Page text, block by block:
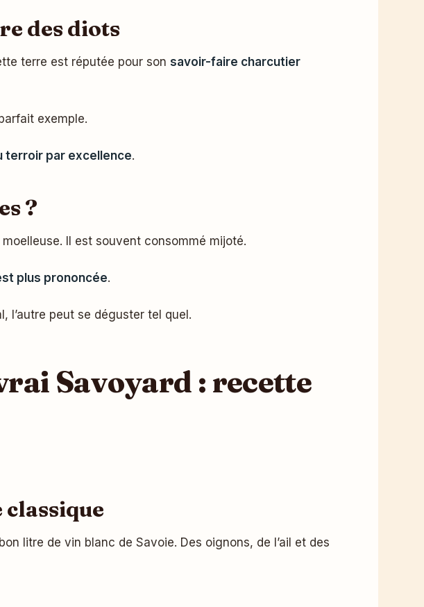
des diots
terre est réputée pour son savoir-faire charcutier
exemple.
terroir par excellence.
?
Il est souvent consommé mijoté.
plus prononcée.
l’autre peut se déguster tel quel.
Savoyard : recette
litre de vin blanc de Savoie. Des oignons, de l’ail et des